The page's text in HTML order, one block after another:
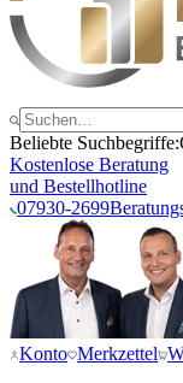
Beliebte Suchbegriffe:
Kostenlose Beratung
und Bestellhotline
07930-2699
Konto Merkzettel